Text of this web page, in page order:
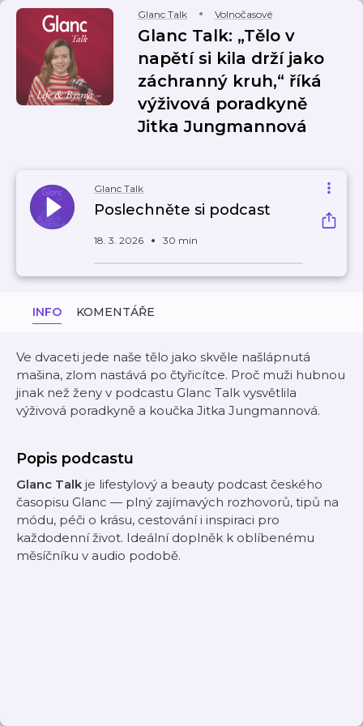
Glanc Talk Volnočasové
Glanc Talk: „Tělo v
napětí si kila drží jako
záchranný kruh,“ říká
výživová poradkyně
Jitka Jungmannová
Glanc Talk
Poslechněte si podcast
18. 3. 2026 30 min
INFO KOMENTÁŘE
Ve dvaceti jede naše tělo jako skvěle našlápnutá
mašina, zlom nastává po čtyřicítce. Proč muži hubnou
jinak než ženy v podcastu Glanc Talk vysvětlila
výživová poradkyně a koučka Jitka Jungmannová.
Popis podcastu
Glanc Talk je lifestylový a beauty podcast českého
časopisu Glanc — plný zajímavých rozhovorů, tipů na
módu, péči o krásu, cestování i inspiraci pro
každodenní život. Ideální doplněk k oblíbenému
měsíčníku v audio podobě.